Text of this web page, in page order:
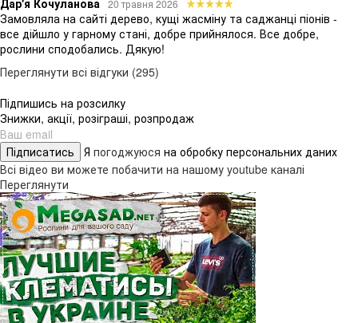
20 травня 2026
Замовляла на сайті дерево, кущі жасміну та саджанці піонів -
все дійшло у гарному стані, добре прийнялося. Все добре,
рослини сподобались. Дякую!
Переглянути всі відгуки (295)
Підпишись на розсилку
Знижки, акції, розіграші, розпродаж
Підписатись Я погоджуюся на обробку персональних даних
Всі відео ви можете побачити на нашому youtube каналі
Переглянути